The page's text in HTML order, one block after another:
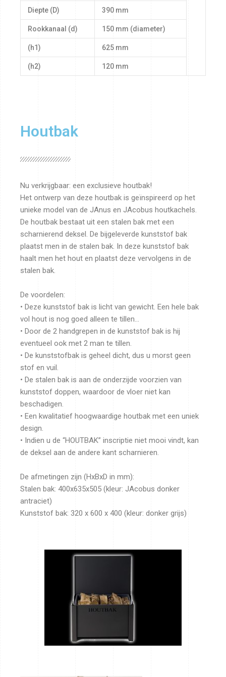
Diepte (D) 390 mm
Rookkanaal (d) 150 mm (diameter)
(h1) 625 mm
(h2) 120 mm
Houtbak
Nu verkrijgbaar: een exclusieve houtbak!
Het ontwerp van deze houtbak is geïnspireerd op het
unieke model van de JAnus en JAcobus houtkachels.
De houtbak bestaat uit een stalen bak met een
scharnierend deksel. De bijgeleverde kunststof bak
plaatst men in de stalen bak. In deze kunststof bak
haalt men het hout en plaatst deze vervolgens in de
stalen bak.
De voordelen:
• Deze kunststof bak is licht van gewicht. Een hele bak
vol hout is nog goed alleen te tillen…
• Door de 2 handgrepen in de kunststof bak is hij
eventueel ook met 2 man te tillen.
• De kunststofbak is geheel dicht, dus u morst geen
stof en vuil.
• De stalen bak is aan de onderzijde voorzien van
kunststof doppen, waardoor de vloer niet kan
beschadigen.
• Een kwalitatief hoogwaardige houtbak met een uniek
design.
• Indien u de “HOUTBAK” inscriptie niet mooi vindt, kan
de deksel aan de andere kant scharnieren.
De afmetingen zijn (HxBxD in mm):
Stalen bak: 400x635x505 (kleur: JAcobus donker
antraciet)
Kunststof bak: 320 x 600 x 400 (kleur: donker grijs)